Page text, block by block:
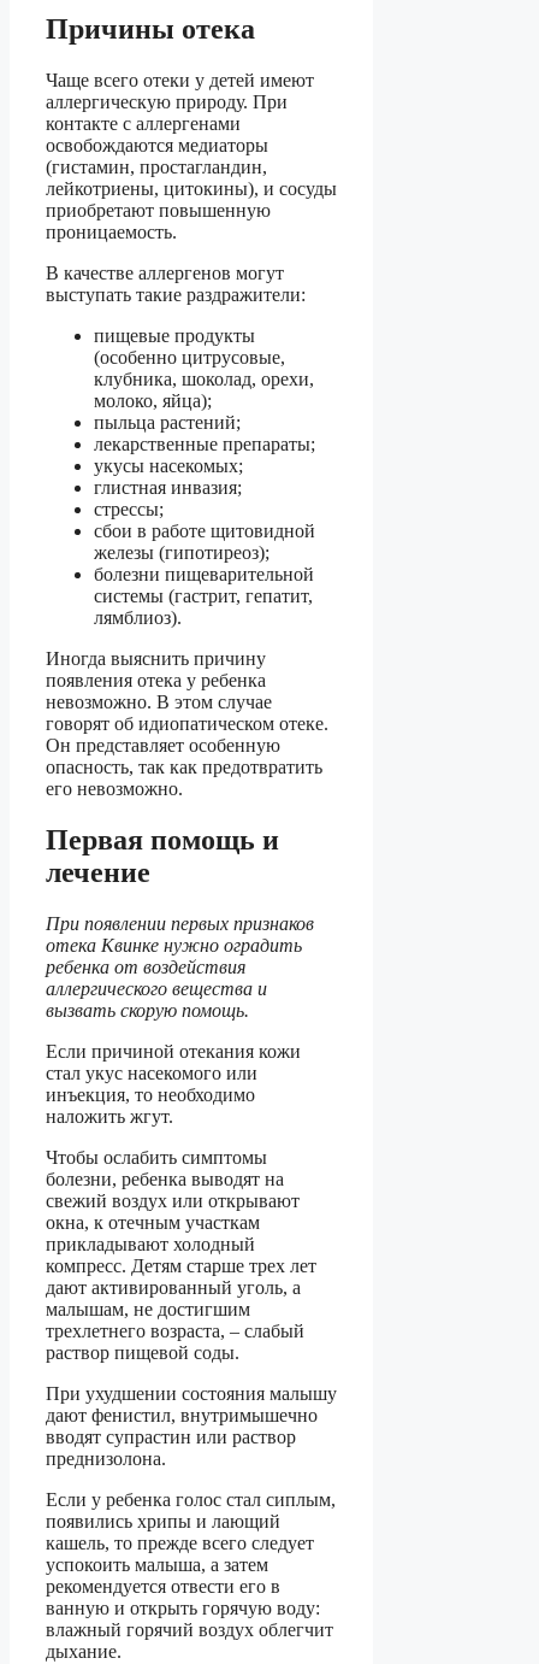
Причины отека
Чаще всего отеки у детей имеют
аллергическую природу. При
контакте с аллергенами
освобождаются медиаторы
(гистамин, простагландин,
лейкотриены, цитокины), и сосуды
приобретают повышенную
проницаемость.
В качестве аллергенов могут
выступать такие раздражители:
пищевые продукты
(особенно цитрусовые,
клубника, шоколад, орехи,
молоко, яйца);
пыльца растений;
лекарственные препараты;
укусы насекомых;
глистная инвазия;
стрессы;
сбои в работе щитовидной
железы (гипотиреоз);
болезни пищеварительной
системы (гастрит, гепатит,
лямблиоз).
Иногда выяснить причину
появления отека у ребенка
невозможно. В этом случае
говорят об идиопатическом отеке.
Он представляет особенную
опасность, так как предотвратить
его невозможно.
Первая помощь и
лечение
При появлении первых признаков
отека Квинке нужно оградить
ребенка от воздействия
аллергического вещества и
вызвать скорую помощь.
Если причиной отекания кожи
стал укус насекомого или
инъекция, то необходимо
наложить жгут.
Чтобы ослабить симптомы
болезни, ребенка выводят на
свежий воздух или открывают
окна, к отечным участкам
прикладывают холодный
компресс. Детям старше трех лет
дают активированный уголь, а
малышам, не достигшим
трехлетнего возраста, – слабый
раствор пищевой соды.
При ухудшении состояния малышу
дают фенистил, внутримышечно
вводят супрастин или раствор
преднизолона.
Если у ребенка голос стал сиплым,
появились хрипы и лающий
кашель, то прежде всего следует
успокоить малыша, а затем
рекомендуется отвести его в
ванную и открыть горячую воду:
влажный горячий воздух облегчит
дыхание.